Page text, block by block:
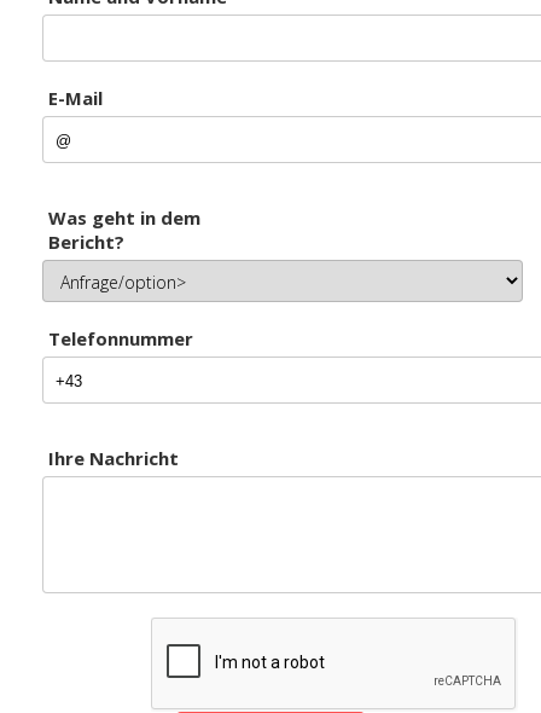
E-Mail
Was geht in dem
Bericht?
Telefonnummer
Ihre Nachricht